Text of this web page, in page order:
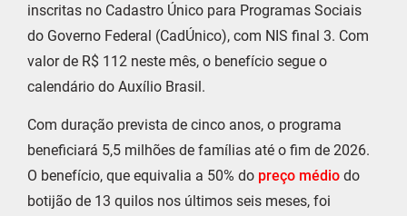
inscritas no Cadastro Único para Programas Sociais
do Governo Federal (CadÚnico), com NIS final 3. Com
valor de R$ 112 neste mês, o benefício segue o
calendário do Auxílio Brasil.
Com duração prevista de cinco anos, o programa
beneficiará 5,5 milhões de famílias até o fim de 2026.
O benefício, que equivalia a 50% do preço médio do
botijão de 13 quilos nos últimos seis meses, foi